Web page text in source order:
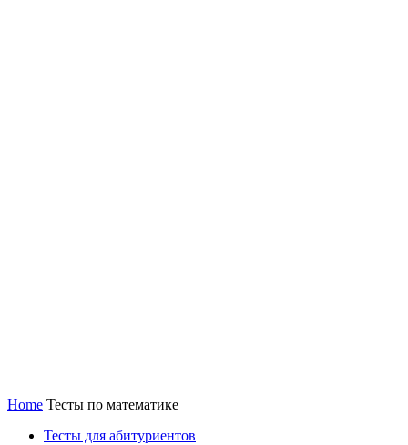
Home Тесты по математике
Тесты для абитуриентов